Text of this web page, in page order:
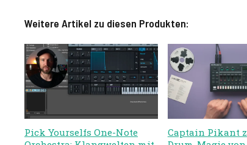
Weitere Artikel zu diesen Produkten:
Pick Yourselfs One-Note
Captain Pikant